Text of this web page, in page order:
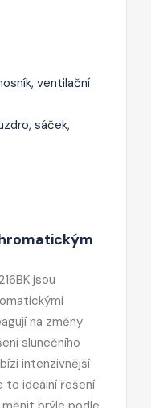
ventilační
sáček,
jsou
na změny
slunečního
intenzivnější
to ideální řešení